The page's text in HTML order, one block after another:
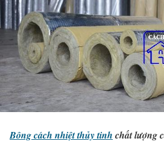
Bông cách nhiệt thủy tinh chất lượng